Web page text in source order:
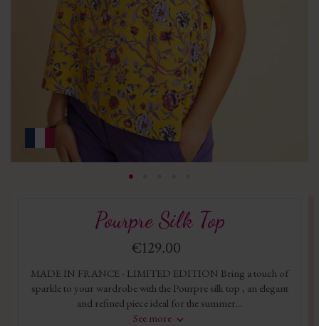
Pourpre Silk Top
€129.00
MADE IN FRANCE - LIMITED EDITION Bring a touch of
sparkle to your wardrobe with the Pourpre silk top , an elegant
and refined piece ideal for the summer...
See more